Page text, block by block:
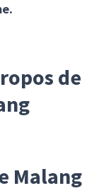
de
Malang